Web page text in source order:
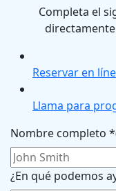
Completa el
Reservar en
Llama para
Nombre completo *
¿En qué podemos